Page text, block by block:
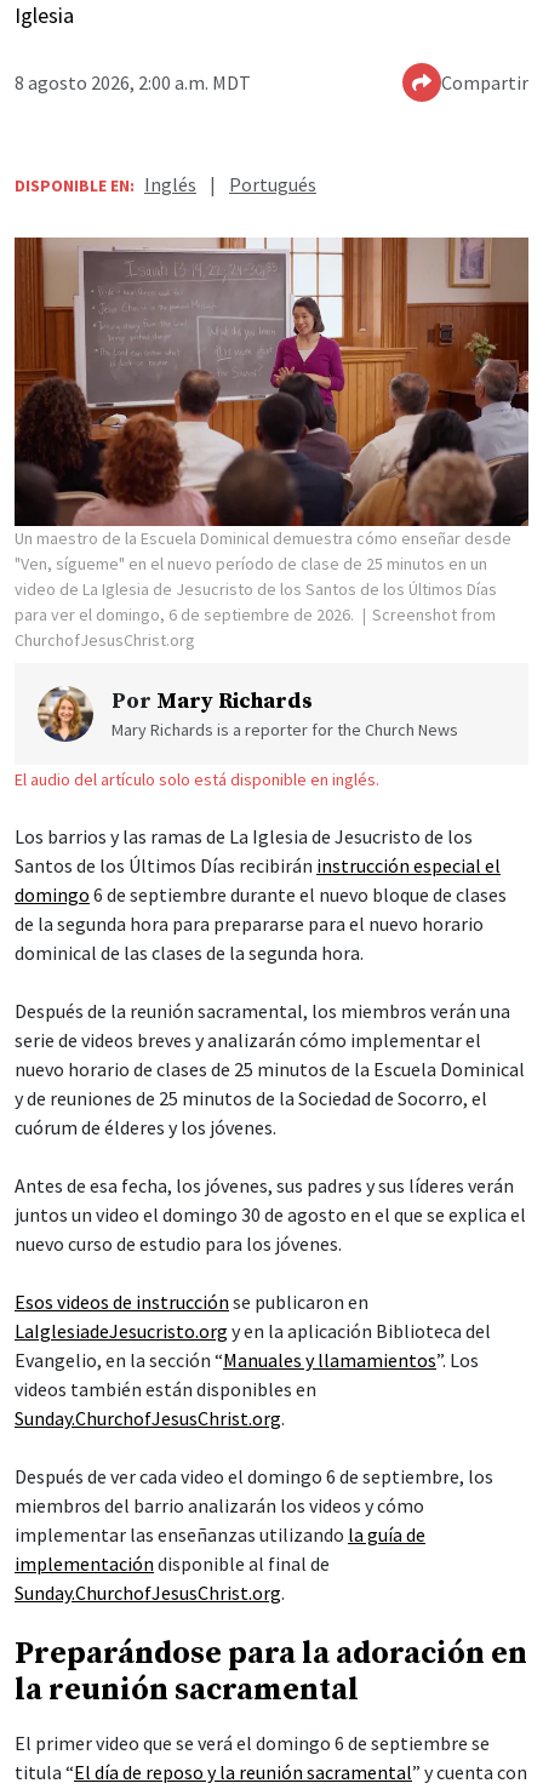
Iglesia
8 agosto 2026, 2:00 a.m. MDT Compartir
DISPONIBLE EN: Inglés | Portugués
Un maestro de la Escuela Dominical demuestra cómo enseñar desde
"Ven, sígueme" en el nuevo período de clase de 25 minutos en un
video de La Iglesia de Jesucristo de los Santos de los Últimos Días
para ver el domingo, 6 de septiembre de 2026.
Screenshot from
ChurchofJesusChrist.org
Por Mary Richards
Mary Richards is a reporter for the Church News
El audio del artículo solo está disponible en inglés.
Los barrios y las ramas de La Iglesia de Jesucristo de los
Santos de los Últimos Días recibirán instrucción especial el
domingo 6 de septiembre durante el nuevo bloque de clases
de la segunda hora para prepararse para el nuevo horario
dominical de las clases de la segunda hora.
Después de la reunión sacramental, los miembros verán una
serie de videos breves y analizarán cómo implementar el
nuevo horario de clases de 25 minutos de la Escuela Dominical
y de reuniones de 25 minutos de la Sociedad de Socorro, el
cuórum de élderes y los jóvenes.
Antes de esa fecha, los jóvenes, sus padres y sus líderes verán
juntos un video el domingo 30 de agosto en el que se explica el
nuevo curso de estudio para los jóvenes.
Esos videos de instrucción se publicaron en
LaIglesiadeJesucristo.org y en la aplicación Biblioteca del
Evangelio, en la sección “Manuales y llamamientos”. Los
videos también están disponibles en
Sunday.ChurchofJesusChrist.org.
Después de ver cada video el domingo 6 de septiembre, los
miembros del barrio analizarán los videos y cómo
implementar las enseñanzas utilizando la guía de
implementación disponible al final de
Sunday.ChurchofJesusChrist.org.
Preparándose para la adoración en
la reunión sacramental
El primer video que se verá el domingo 6 de septiembre se
titula “El día de reposo y la reunión sacramental” y cuenta con